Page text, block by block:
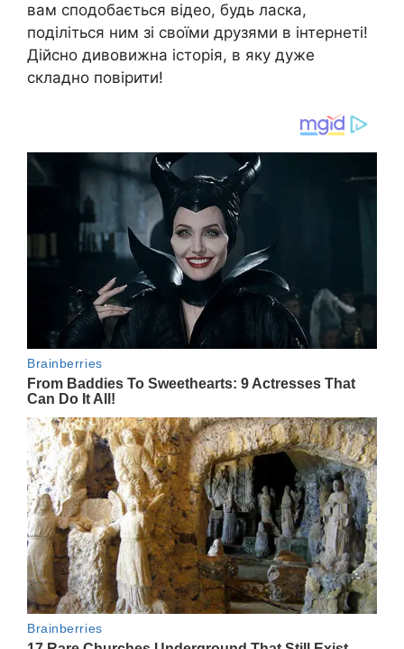
вам сподобається відео, будь ласка,
поділіться ним зі своїми друзями в інтернеті!
Дійсно дивовижна історія, в яку дуже
складно повірити!